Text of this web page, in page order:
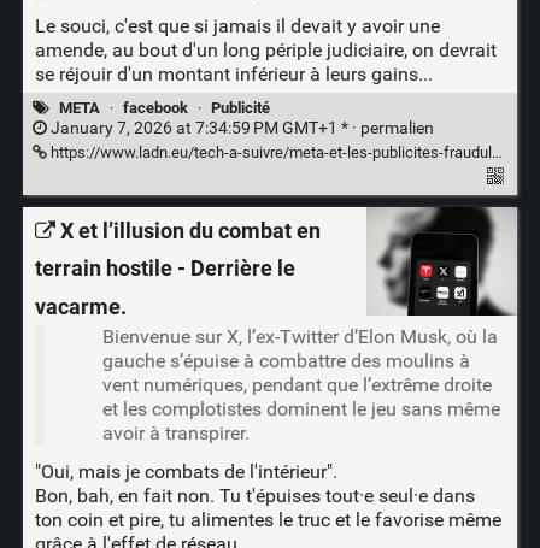
Le souci, c'est que si jamais il devait y avoir une
amende, au bout d'un long périple judiciaire, on devrait
se réjouir d'un montant inférieur à leurs gains...
META · facebook · Publicité
January 7, 2026 at 7:34:59 PM GMT+1 * · permalien
https://www.ladn.eu/tech-a-suivre/meta-et-les-publicites-frauduleuses-un-systeme-a-plusieurs-milliards/
X et l’illusion du combat en
terrain hostile - Derrière le
vacarme.
Bienvenue sur X, l’ex-Twitter d’Elon Musk, où la
gauche s’épuise à combattre des moulins à
vent numériques, pendant que l’extrême droite
et les complotistes dominent le jeu sans même
avoir à transpirer.
"Oui, mais je combats de l'intérieur".
Bon, bah, en fait non. Tu t'épuises tout·e seul·e dans
ton coin et pire, tu alimentes le truc et le favorise même